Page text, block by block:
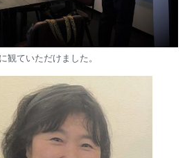
観ていただけました。